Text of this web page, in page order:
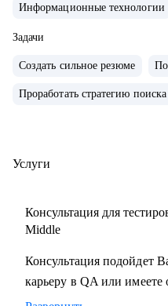
desktop)
• Занимаюсь построением
развитием и интеграции
• Выстраиваю прикладные
manual, QA Auto
• Занимаюсь менторством с
С чем помогу:
• Создание резюме
• Подготовка к
Информационные технологии
Задачи
Создать сильное резюме
Проработать стратегию
Услуги
Консультация для
Middle
Консультация подойдет
карьеру в QA или имеете